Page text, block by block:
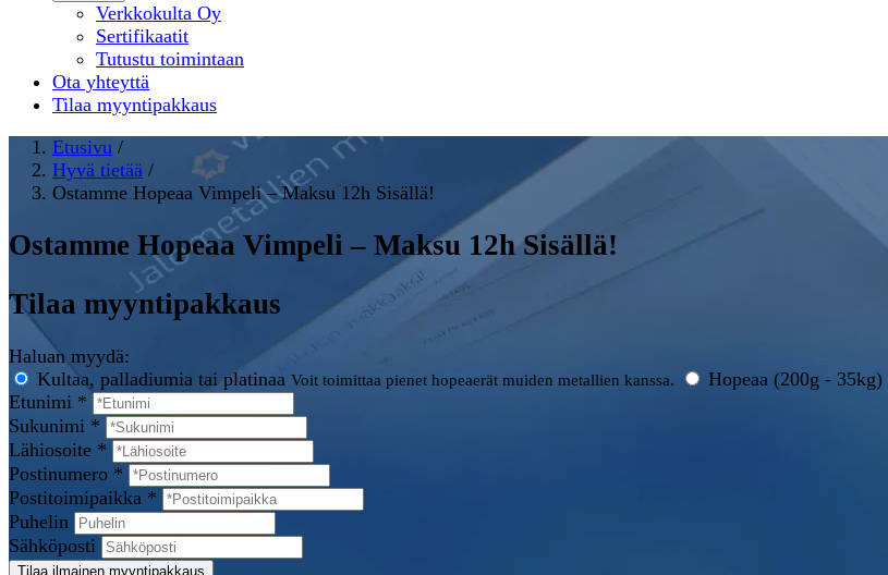
Verkkokulta Oy
Sertifikaatit
Tutustu toimintaan
Ota yhteyttä
Tilaa myyntipakkaus
Etusivu /
Hyvä tietää /
Ostamme Hopeaa Vimpeli – Maksu 12h Sisällä!
Ostamme Hopeaa Vimpeli – Maksu 12h Sisällä!
Tilaa myyntipakkaus
Haluan myydä:
Kultaa, palladiumia tai platinaa Voit toimittaa pienet hopeaerät muiden metallien kanssa. Hopeaa (200g - 35kg)
Etunimi *
Sukunimi *
Lähiosoite *
Postinumero *
Postitoimipaikka *
Puhelin
Sähköposti
Tilaa ilmainen myyntipakkaus